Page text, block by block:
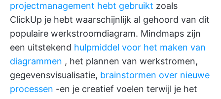
projectmanagement hebt gebruikt zoals
ClickUp je hebt waarschijnlijk al gehoord van dit
populaire werkstroomdiagram. Mindmaps zijn
een uitstekend hulpmiddel voor het maken van
diagrammen , het plannen van werkstromen,
gegevensvisualisatie, brainstormen over nieuwe
processen -en je creatief voelen terwijl je het